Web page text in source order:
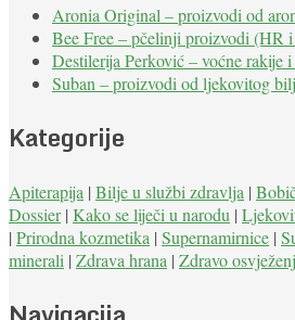
Aronia Original – proizvodi od
Bee Free – pčelinji proizvodi (HR
Destilerija Perković – voćne rakije
Suban – proizvodi od ljekovitog
Kategorije
Apiterapija | Bilje u službi zdravlja |
Dossier| Kako se liječi u narodu |
| Prirodna kozmetika | Supernamirnice |
minerali | Zdrava hrana | Zdravo